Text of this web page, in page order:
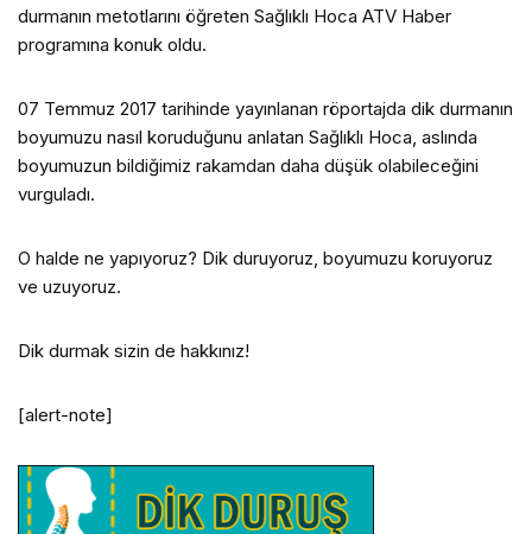
durmanın metotlarını öğreten Sağlıklı Hoca ATV Haber
programına konuk oldu.
07 Temmuz 2017 tarihinde yayınlanan röportajda dik durmanın
boyumuzu nasıl koruduğunu anlatan Sağlıklı Hoca, aslında
boyumuzun bildiğimiz rakamdan daha düşük olabileceğini
vurguladı.
O halde ne yapıyoruz? Dik duruyoruz, boyumuzu koruyoruz
ve uzuyoruz.
Dik durmak sizin de hakkınız!
[alert-note]